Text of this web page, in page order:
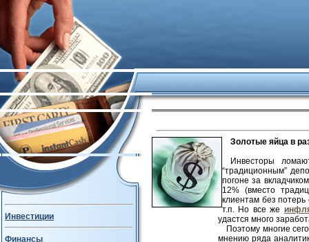
Инвестиции
Финансы
Золотые яйца в
Инвесторы
“традиционным”
погоне за
12% (вместо
клиентам без потерь
т.п. Но все же
удастся много
Поэтому многие
мнению ряда